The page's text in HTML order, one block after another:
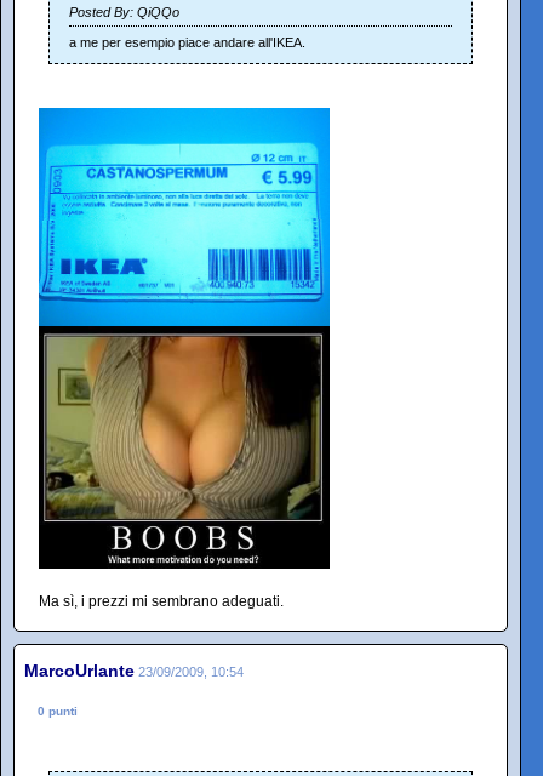
Posted By: QiQQo
a me per esempio piace andare all'IKEA.
Ma sì, i prezzi mi sembrano adeguati.
MarcoUrlante 23/09/2009, 10:54
0 punti